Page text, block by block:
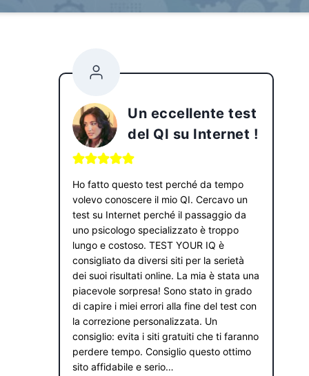
Un eccellente test
del QI su Internet !
Ho fatto questo test perché da tempo
volevo conoscere il mio QI. Cercavo un
test su Internet perché il passaggio da
uno psicologo specializzato è troppo
lungo e costoso. TEST YOUR IQ è
consigliato da diversi siti per la serietà
dei suoi risultati online. La mia è stata una
piacevole sorpresa! Sono stato in grado
di capire i miei errori alla fine del test con
la correzione personalizzata. Un
consiglio: evita i siti gratuiti che ti faranno
perdere tempo. Consiglio questo ottimo
sito affidabile e serio…